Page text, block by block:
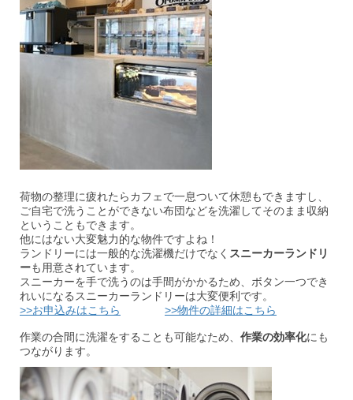
荷物の整理に疲れたらカフェで一息ついて休憩もできますし、
ご自宅で洗うことができない布団などを洗濯してそのまま収納
ということもできます。
他にはない大変魅力的な物件ですよね！
ランドリーには一般的な洗濯機だけでなく スニーカーランドリ
ーも用意されています。
スニーカーを手で洗うのは手間がかかるため、ボタン一つでき
れいになるスニーカーランドリーは大変便利です。
>>お申込みはこちら
>>物件の詳細はこちら
作業の合間に洗濯をすることも可能なため、 作業の効率化にも
つながります。